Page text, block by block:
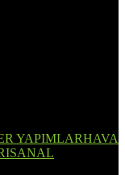
YAPIMLARHAVA
SANAL